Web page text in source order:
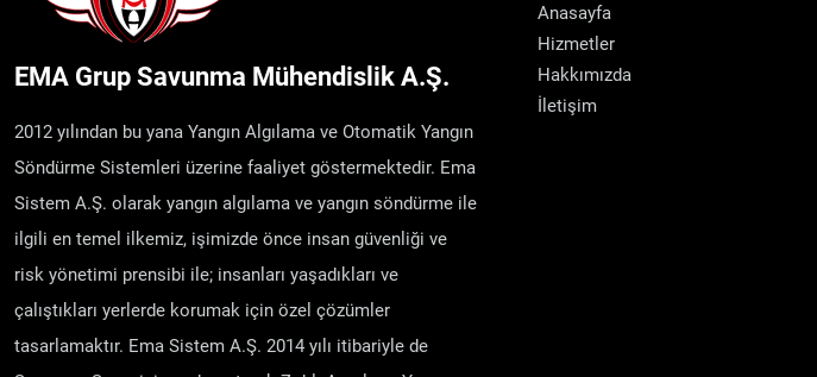
EMA Grup Savunma Mühendislik A.Ş.
2012 yılından bu yana Yangın Algılama ve Otomatik Yangın
Söndürme Sistemleri üzerine faaliyet göstermektedir. Ema
Sistem A.Ş. olarak yangın algılama ve yangın söndürme ile
ilgili en temel ilkemiz, işimizde önce insan güvenliği ve
risk yönetimi prensibi ile; insanları yaşadıkları ve
çalıştıkları yerlerde korumak için özel çözümler
tasarlamaktır. Ema Sistem A.Ş. 2014 yılı itibariyle de
Anasayfa
Hizmetler
Hakkımızda
İletişim